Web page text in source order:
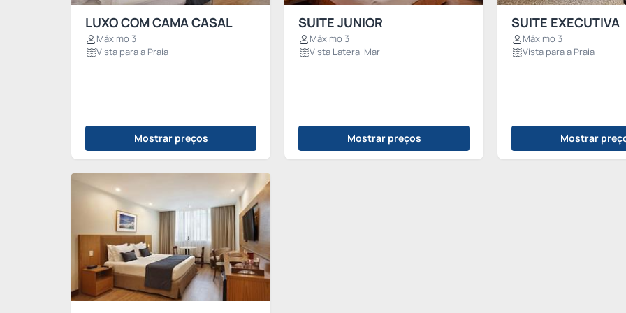
LUXO COM CAMA CASAL
Máximo 3
Vista para a Praia
Mostrar preços
SUITE JUNIOR
Máximo 3
Vista Lateral Mar
Mostrar preços
SUITE EXECUTIVA
Máximo 3
Vista para a Praia
Mostrar